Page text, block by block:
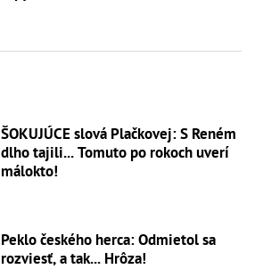
ŠOKUJÚCE slová Plačkovej: S Reném
dlho tajili... Tomuto po rokoch uverí
málokto!
Peklo českého herca: Odmietol sa
rozviesť, a tak... Hrôza!